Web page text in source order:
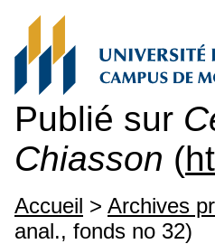
Publié sur
Chiasson (
Accueil > Archives
anal., fonds no 32)